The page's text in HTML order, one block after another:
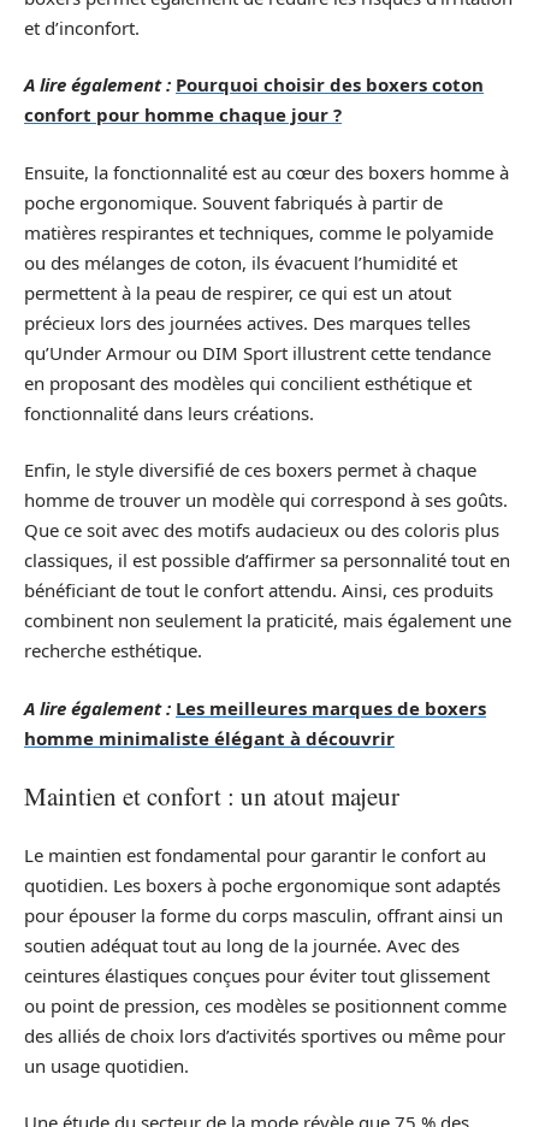
et d’inconfort.
A lire également : Pourquoi choisir des boxers coton
confort pour homme chaque jour ?
Ensuite, la fonctionnalité est au cœur des boxers homme à
poche ergonomique. Souvent fabriqués à partir de
matières respirantes et techniques, comme le polyamide
ou des mélanges de coton, ils évacuent l’humidité et
permettent à la peau de respirer, ce qui est un atout
précieux lors des journées actives. Des marques telles
qu’Under Armour ou DIM Sport illustrent cette tendance
en proposant des modèles qui concilient esthétique et
fonctionnalité dans leurs créations.
Enfin, le style diversifié de ces boxers permet à chaque
homme de trouver un modèle qui correspond à ses goûts.
Que ce soit avec des motifs audacieux ou des coloris plus
classiques, il est possible d’affirmer sa personnalité tout en
bénéficiant de tout le confort attendu. Ainsi, ces produits
combinent non seulement la praticité, mais également une
recherche esthétique.
A lire également : Les meilleures marques de boxers
homme minimaliste élégant à découvrir
Maintien et confort : un atout majeur
Le maintien est fondamental pour garantir le confort au
quotidien. Les boxers à poche ergonomique sont adaptés
pour épouser la forme du corps masculin, offrant ainsi un
soutien adéquat tout au long de la journée. Avec des
ceintures élastiques conçues pour éviter tout glissement
ou point de pression, ces modèles se positionnent comme
des alliés de choix lors d’activités sportives ou même pour
un usage quotidien.